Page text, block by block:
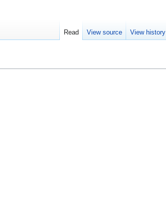
Read View source View history